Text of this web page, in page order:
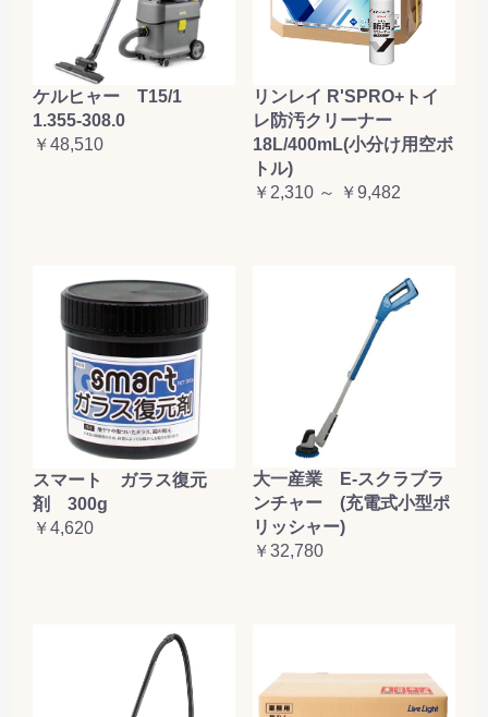
ケルヒャー T15/1
1.355-308.0
￥48,510
リンレイ R'SPRO+トイ
レ防汚クリーナー
18L/400mL(小分け用空ボ
トル)
￥2,310 ～ ￥9,482
スマート ガラス復元
剤 300g
￥4,620
大一産業 E-スクラブラ
ンチャー (充電式小型ポ
リッシャー)
￥32,780